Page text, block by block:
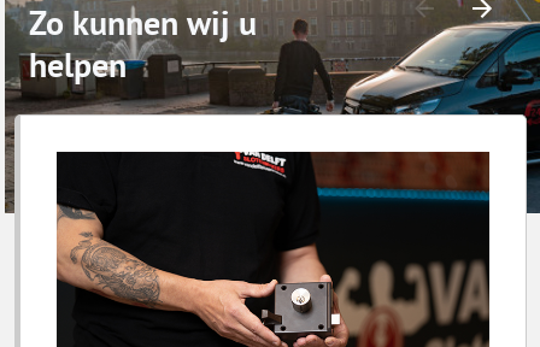
Zo kunnen wij u
helpen